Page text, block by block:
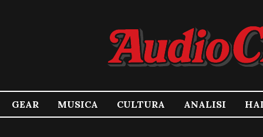
GEAR MUSICA CULTURA ANALISI